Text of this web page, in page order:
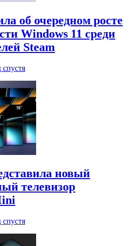
об очередном росте
Windows 11 среди
Steam
спустя
новый
телевизор
спустя